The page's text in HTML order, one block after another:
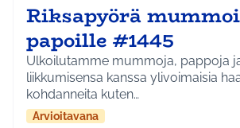
Riksapyörä
papoille #1445
Ulkoilutamme mummoja, pappoja
liikkumisensa kanssa ylivoimaisia
kohdanneita kuten…
Arvioitavana